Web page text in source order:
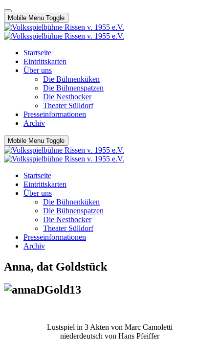
Mobile Menu Toggle
Startseite
Eintrittskarten
Über uns
Die Bühnenküken
Die Bühnenspatzen
Die Nesthocker
Theater Sülldorf
Presseinformationen
Archiv
Mobile Menu Toggle
Startseite
Eintrittskarten
Über uns
Die Bühnenküken
Die Bühnenspatzen
Die Nesthocker
Theater Sülldorf
Presseinformationen
Archiv
Anna, dat Goldstück
Lustspiel in 3 Akten von Marc Camoletti
niederdeutsch von Hans Pfeiffer